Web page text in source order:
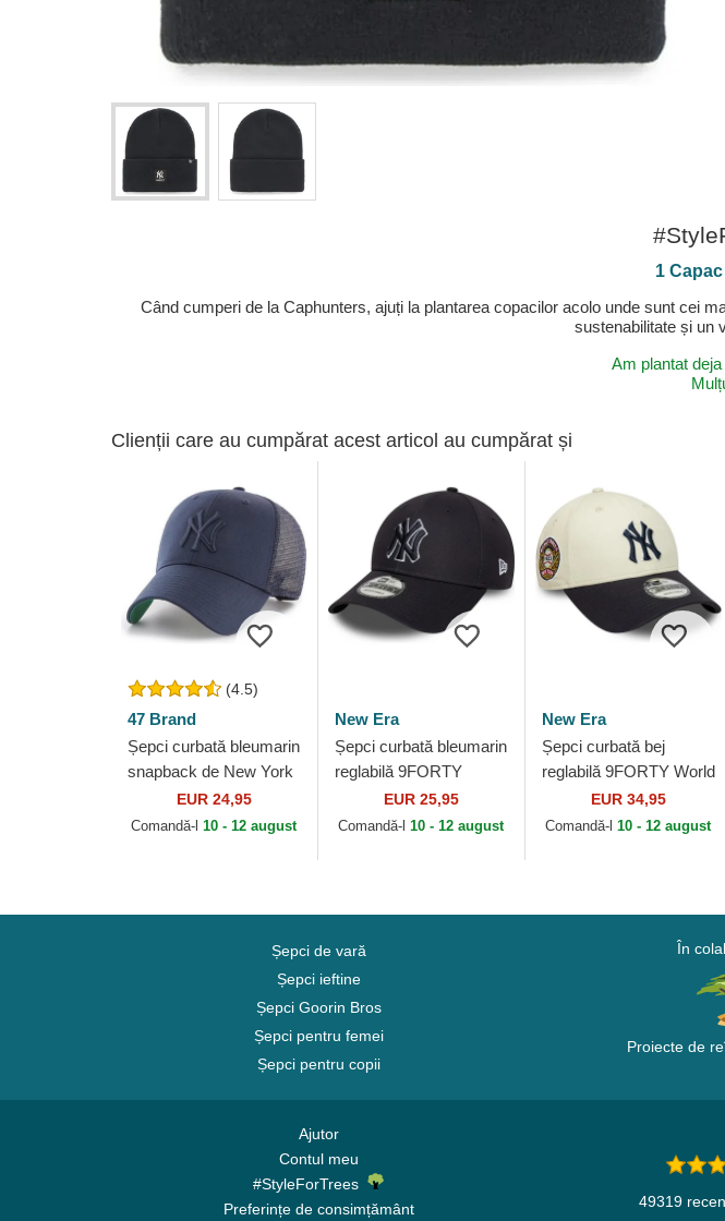
1 Capac
Când cumperi de la Caphunters, ajuți la plantarea copacilor acolo unde sunt cei
sustenabilitate și un
Am plantat deja
Clienții care au cumpărat acest articol au cumpărat și
(4.5)
47 Brand
Șepci curbată bleumarin
snapback de New York
Yankees MLB de 47
Brand
EUR 24,95
Comandă-l10 - 12 august
New Era
Șepci curbată bleumarin
reglabilă 9FORTY
Outline de New York
Yankees MLB de New
EUR 25,95
Comandă-l10 - 12 august
New Era
Șepci curbată bej
reglabilă 9FORTY World
Series de New York
Yankees MLB de New
EUR 34,95
Comandă-l10 - 12 august
Șepci de vară
Șepci ieftine
Șepci Goorin Bros
Șepci pentru femei
Șepci pentru copii
În
Proiecte de
Ajutor
Contul meu
#StyleForTrees
Preferințe de consimțământ
49319